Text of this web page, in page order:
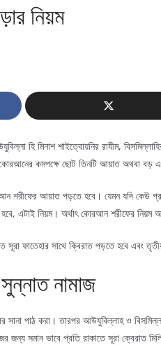
নিয়ম
হি মিনাশ শাইত্বোয়নির রাযীম,
কমপক্ষে ছোট তিনটি আয়াত অথবা বড়
শরীফের আয়াত পড়তে হবে। যেমন যদি কেউ
এটাই নিয়ম। অর্থাৎ কোরআন শরীফের নিয়ম
ফাতেহার সাথে ক্বিরাত পড়তে হবে এবং
নামাজ
সানা পাঠ করা। তারপর আউযুবিল্লাহ ও
জন্য সমান ভাবে প্রতি রাকাতে সূরা ক্বেরাত